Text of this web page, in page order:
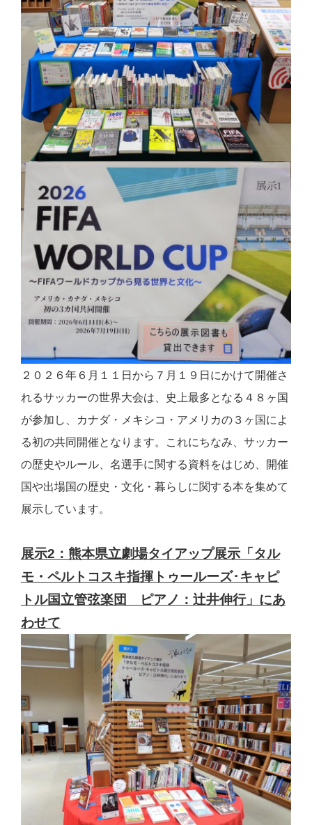
２０２６年６月１１日から７月１９日にかけて開催さ
れるサッカーの世界大会は、史上最多となる４８ヶ国
が参加し、カナダ・メキシコ・アメリカの３ヶ国によ
る初の共同開催となります。これにちなみ、サッカー
の歴史やルール、名選手に関する資料をはじめ、開催
国や出場国の歴史・文化・暮らしに関する本を集めて
展示しています。
展示2：熊本県立劇場タイアップ展示「タル
モ・ペルトコスキ指揮トゥールーズ･キャピ
トル国立管弦楽団 ピアノ：辻󠄀井伸行」にあ
わせて